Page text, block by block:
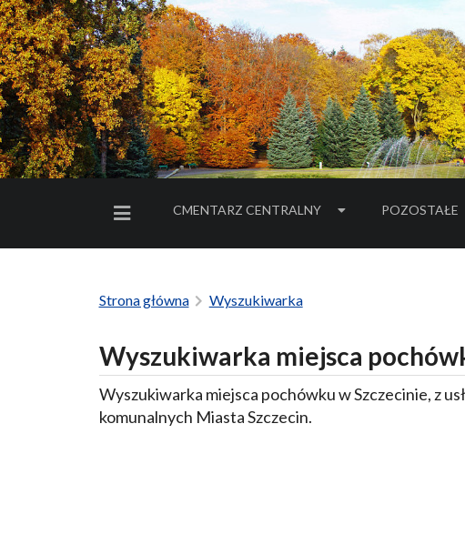
MENU BOCZNE
CMENTARZ CENTRALNY POZOSTAŁE
Strona główna Wyszukiwarka
Wyszukiwarka miejsca
Wyszukiwarka miejsca pochówku w Szczecinie, z
komunalnych Miasta Szczecin.